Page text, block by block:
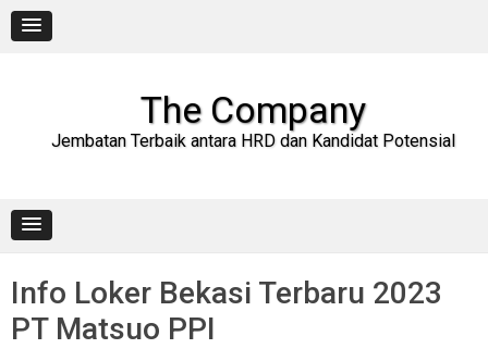
content
The Company
Jembatan Terbaik antara HRD dan Kandidat Potensial
Info Loker Bekasi Terbaru 2023
PT Matsuo PPI